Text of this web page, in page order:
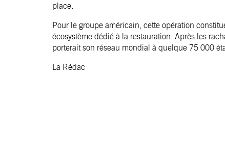
place.
Pour le groupe américain, cette opération
écosystème dédié à la restauration. Après les
porterait son réseau mondial à quelque 75 000
La Rédac